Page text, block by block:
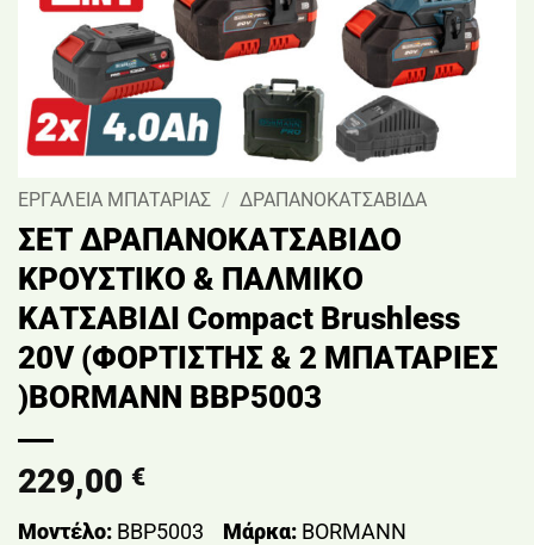
ΕΡΓΑΛΕΙΑ ΜΠΑΤΑΡΙΑΣ / ΔΡΑΠΑΝΟΚΑΤΣΑΒΙΔΑ
ΣΕΤ ΔΡΑΠΑΝΟΚΑΤΣΑΒΙΔΟ
ΚΡΟΥΣΤΙΚΟ & ΠΑΛΜΙΚΟ
ΚΑΤΣΑΒΙΔΙ Compact Brushless
20V (ΦΟΡΤΙΣΤΗΣ & 2 ΜΠΑΤΑΡΙΕΣ
)BORMANN BBP5003
229,00 €
Μοντέλο: BBP5003 Μάρκα: BORMANN